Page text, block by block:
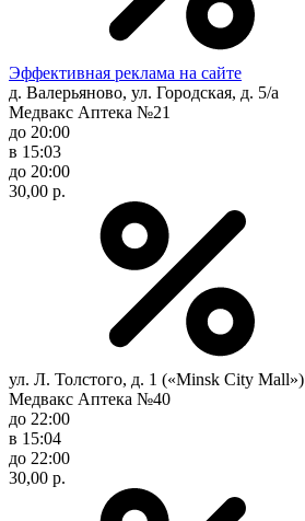
Эффективная реклама на сайте
д. Валерьяново, ул. Городская, д. 5/а
Медвакс Аптека №21
до 20:00
в 15:03
до 20:00
30,00 р.
ул. Л. Толстого, д. 1 («Minsk City Mall»)
Медвакс Аптека №40
до 22:00
в 15:04
до 22:00
30,00 р.